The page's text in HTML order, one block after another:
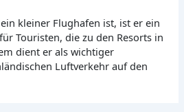
kleiner Flughafen ist, ist er ein
Touristen, die zu den Resorts in
dient er als wichtiger
Luftverkehr auf den